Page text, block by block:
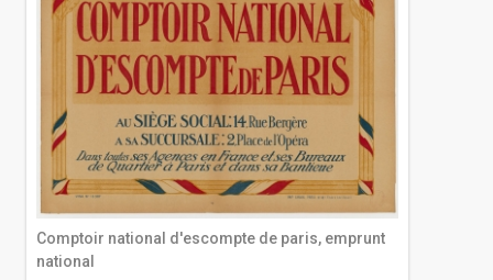
Comptoir national d'escompte de paris, emprunt
national